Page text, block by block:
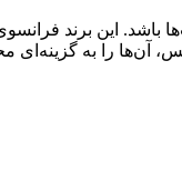
باشد. این برند
آن‌ها را به